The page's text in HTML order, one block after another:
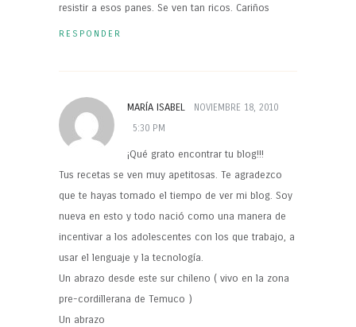
resistir a esos panes. Se ven tan ricos. Cariños
RESPONDER
MARÍA ISABEL
NOVIEMBRE 18, 2010
5:30 PM
¡Qué grato encontrar tu blog!!!
Tus recetas se ven muy apetitosas. Te agradezco
que te hayas tomado el tiempo de ver mi blog. Soy
nueva en esto y todo nació como una manera de
incentivar a los adolescentes con los que trabajo, a
usar el lenguaje y la tecnología.
Un abrazo desde este sur chileno ( vivo en la zona
pre-cordillerana de Temuco )
Un abrazo